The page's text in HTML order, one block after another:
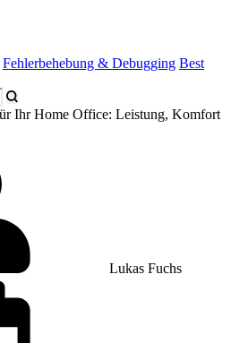
Fehlerbehebung & Debugging Best
Ihr Home Office: Leistung, Komfort
Lukas Fuchs